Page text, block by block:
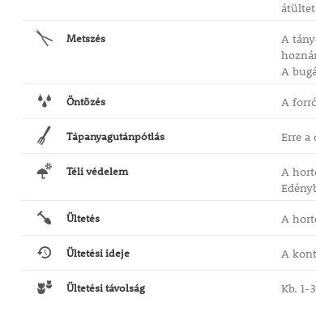
Metszés
A
A
Öntözés A
Tápanyagutánpótlás Erre a
Téli védelem
A
Ültetés A
Ültetési ideje A
Ültetési távolság Kb. 1-